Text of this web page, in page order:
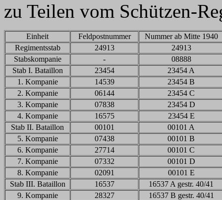
zu Teilen vom Schützen-
Einheit Feldpostnummer
Nummer ab Mitte 1940
Regimentsstab
24913
24913
Stabskompanie
-
08888
Stab I. Bataillon
23454
23454 A
1. Kompanie
14539
23454 B
2. Kompanie
06144
23454 C
3. Kompanie
07838
23454 D
4. Kompanie
16575
23454 E
Stab II. Bataillon
00101
00101 A
5. Kompanie
07438
00101 B
6. Kompanie
27714
00101 C
7. Kompanie
07332
00101 D
8. Kompanie
02091
00101 E
Stab III. Bataillon
16537
16537 A gestr. 40/41
9. Kompanie
28327
16537 B gestr. 40/41